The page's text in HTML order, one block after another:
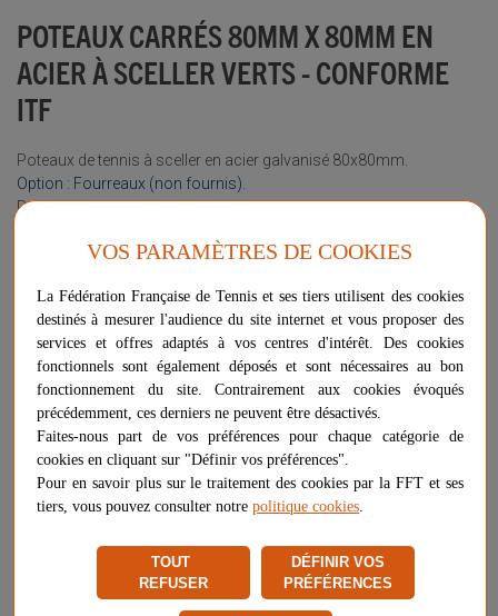
POTEAUX CARRÉS 80MM X 80MM EN
ACIER À SCELLER VERTS - CONFORME
ITF
Poteaux de tennis à sceller en acier galvanisé 80x80mm.
Option : Fourreaux (non fournis).
Poteaux avec treuil orienté à l'extérieur du terrain.
Plus d'informations sur ce produit
Voir les questions / réponses
400,32 €
PLUS QUE 7 ARTICLES EN STOCK
- +
AJOUTER AU PANIER
entre le 17/08 et le 21/08
VOS PARAMÈTRES DE COOKIES
La Fédération Française de Tennis et ses tiers utilisent des cookies
destinés à mesurer l'audience du site internet et vous proposer des
services et offres adaptés à vos centres d'intérêt. Des cookies
fonctionnels sont également déposés et sont nécessaires au bon
fonctionnement du site. Contrairement aux cookies évoqués
précédemment, ces derniers ne peuvent être désactivés.
Faites-nous part de vos préférences pour chaque catégorie de
cookies en cliquant sur "Définir vos préférences".
Pour en savoir plus sur le traitement des cookies par la FFT et ses
tiers, vous pouvez consulter notre politique cookies
TOUT
REFUSER
DÉFINIR VOS
PRÉFÉRENCES